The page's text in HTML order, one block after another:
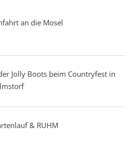
an die Mosel
Jolly Boots beim Countryfest in
& RUHM